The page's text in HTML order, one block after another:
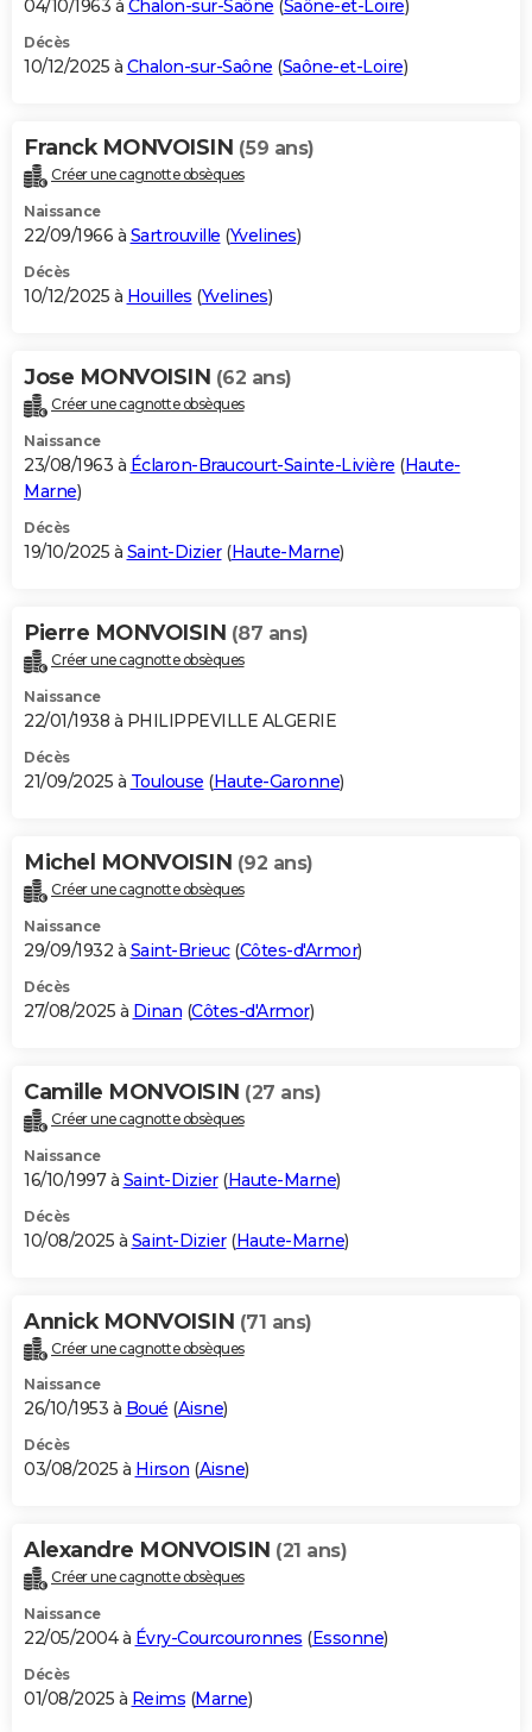
04/10/1963 à Chalon-sur-Saône (Saône-et-Loire)
Décès
10/12/2025 à Chalon-sur-Saône (Saône-et-Loire)
Franck MONVOISIN (59 ans)
Créer une cagnotte obsèques
Naissance
22/09/1966 à Sartrouville (Yvelines)
Décès
10/12/2025 à Houilles (Yvelines)
Jose MONVOISIN (62 ans)
Créer une cagnotte obsèques
Naissance
23/08/1963 à Éclaron-Braucourt-Sainte-Livière (Haute-
Marne)
Décès
19/10/2025 à Saint-Dizier(Haute-Marne)
Pierre MONVOISIN (87 ans)
Créer une cagnotte obsèques
Naissance
22/01/1938 à PHILIPPEVILLE ALGERIE
Décès
21/09/2025 à Toulouse (Haute-Garonne)
Michel MONVOISIN (92 ans)
Créer une cagnotte obsèques
Naissance
29/09/1932 à Saint-Brieuc(Côtes-d'Armor)
Décès
27/08/2025 à Dinan (Côtes-d'Armor)
Camille MONVOISIN (27 ans)
Créer une cagnotte obsèques
Naissance
16/10/1997 à Saint-Dizier(Haute-Marne)
Décès
10/08/2025 à Saint-Dizier(Haute-Marne)
Annick MONVOISIN (71 ans)
Créer une cagnotte obsèques
Naissance
26/10/1953 à Boué (Aisne)
Décès
03/08/2025 à Hirson (Aisne)
Alexandre MONVOISIN (21 ans)
Créer une cagnotte obsèques
Naissance
22/05/2004 à Évry-Courcouronnes (Essonne)
Décès
01/08/2025 à Reims (Marne)